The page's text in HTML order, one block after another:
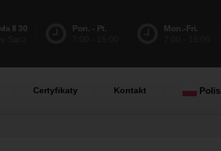
II 30
Pon. - Pt.
Mon.-Fri.
Certyfikaty Kontakt